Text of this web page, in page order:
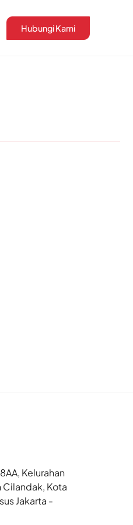
Hubungi Kami
Kelurahan
Kota
Jakarta -